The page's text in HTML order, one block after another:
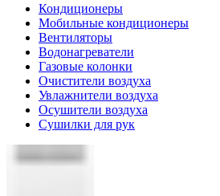
Кондиционеры
Мобильные кондиционеры
Вентиляторы
Водонагреватели
Газовые колонки
Очистители воздуха
Увлажнители воздуха
Осушители воздуха
Сушилки для рук